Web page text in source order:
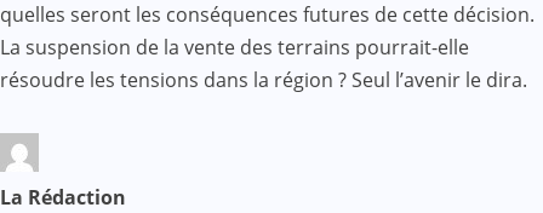
quelles seront les conséquences futures de cette décision.
La suspension de la vente des terrains pourrait-elle
résoudre les tensions dans la région ? Seul l’avenir le dira.
La Rédaction